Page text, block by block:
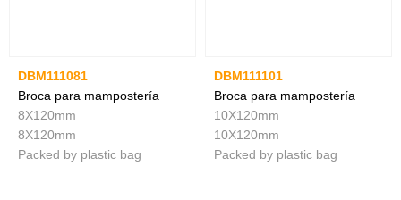
DBM111081
Broca para mampostería
8X120mm
8X120mm
Packed by plastic bag
DBM111101
Broca para mampostería
10X120mm
10X120mm
Packed by plastic bag